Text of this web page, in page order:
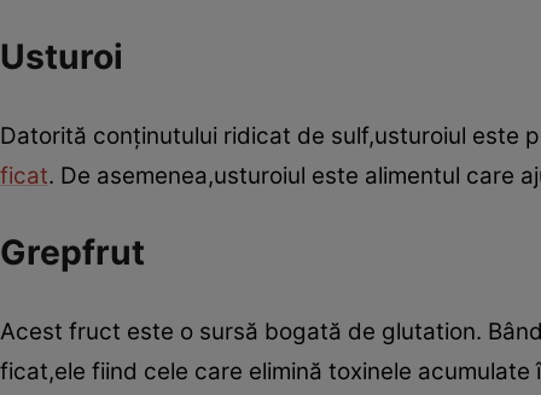
Usturoi
Datorită conţinutului ridicat de sulf,usturoiul este
ficat. De asemenea,usturoiul este alimentul care
Grepfrut
Acest fruct este o sursă bogată de glutation.
ficat,ele fiind cele care elimină toxinele